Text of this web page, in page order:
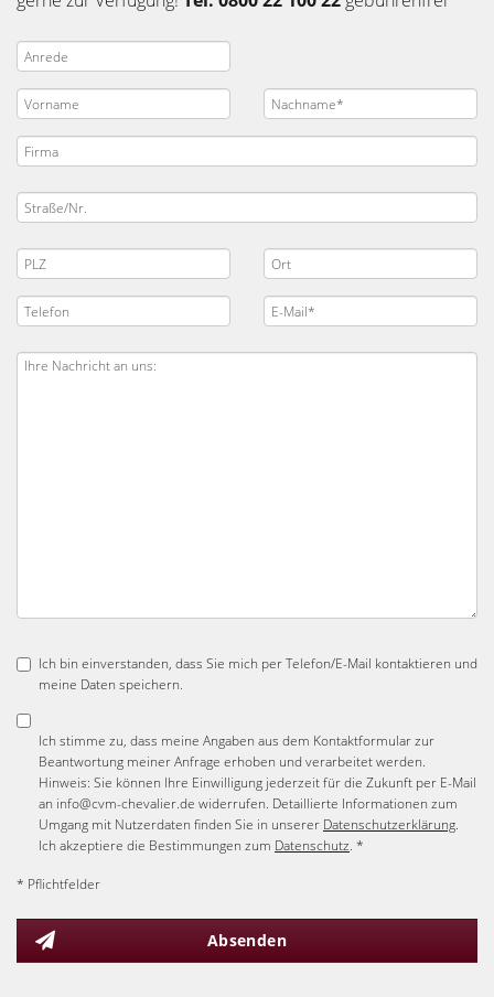
Ich bin einverstanden, dass Sie mich per Telefon/E-Mail kontaktieren und
meine Daten speichern.
Ich stimme zu, dass meine Angaben aus dem Kontaktformular zur
Beantwortung meiner Anfrage erhoben und verarbeitet werden.
Hinweis: Sie können Ihre Einwilligung jederzeit für die Zukunft per E-Mail
an info@cvm-chevalier.de widerrufen. Detaillierte Informationen zum
Umgang mit Nutzerdaten finden Sie in unserer Datenschutzerklärung.
Ich akzeptiere die Bestimmungen zum Datenschutz. *
* Pflichtfelder
Absenden